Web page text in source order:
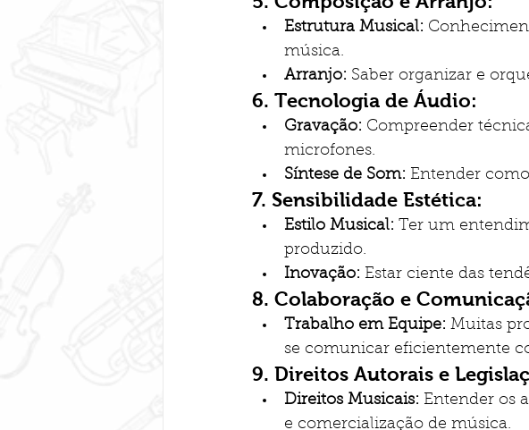
Estrutura Musical:
música.
Arranjo: Saber organizar e
6. Tecnologia de Áudio:
Gravação: Compreender
microfones.
Síntese de Som: Entender
7. Sensibilidade Estética:
Estilo Musical: Ter um
produzido.
Inovação: Estar ciente das
8. Colaboração e
Trabalho em Equipe: Muitas
se comunicar eficientemente
9. Direitos Autorais e
Direitos Musicais: Entender os
e comercialização de música.